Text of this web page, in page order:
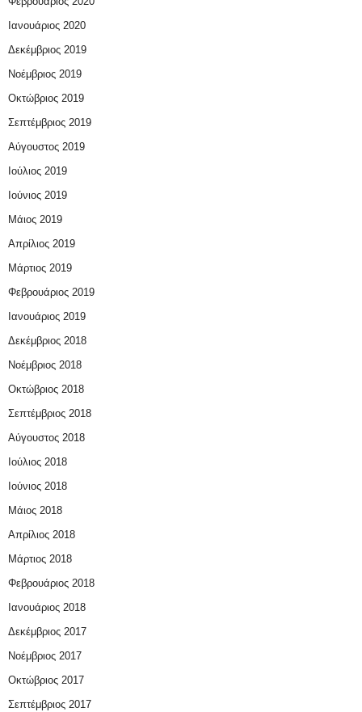
Ιανουάριος 2020
Δεκέμβριος 2019
Νοέμβριος 2019
Οκτώβριος 2019
Σεπτέμβριος 2019
Αύγουστος 2019
Ιούλιος 2019
Ιούνιος 2019
Μάιος 2019
Απρίλιος 2019
Μάρτιος 2019
Φεβρουάριος 2019
Ιανουάριος 2019
Δεκέμβριος 2018
Νοέμβριος 2018
Οκτώβριος 2018
Σεπτέμβριος 2018
Αύγουστος 2018
Ιούλιος 2018
Ιούνιος 2018
Μάιος 2018
Απρίλιος 2018
Μάρτιος 2018
Φεβρουάριος 2018
Ιανουάριος 2018
Δεκέμβριος 2017
Νοέμβριος 2017
Οκτώβριος 2017
Σεπτέμβριος 2017